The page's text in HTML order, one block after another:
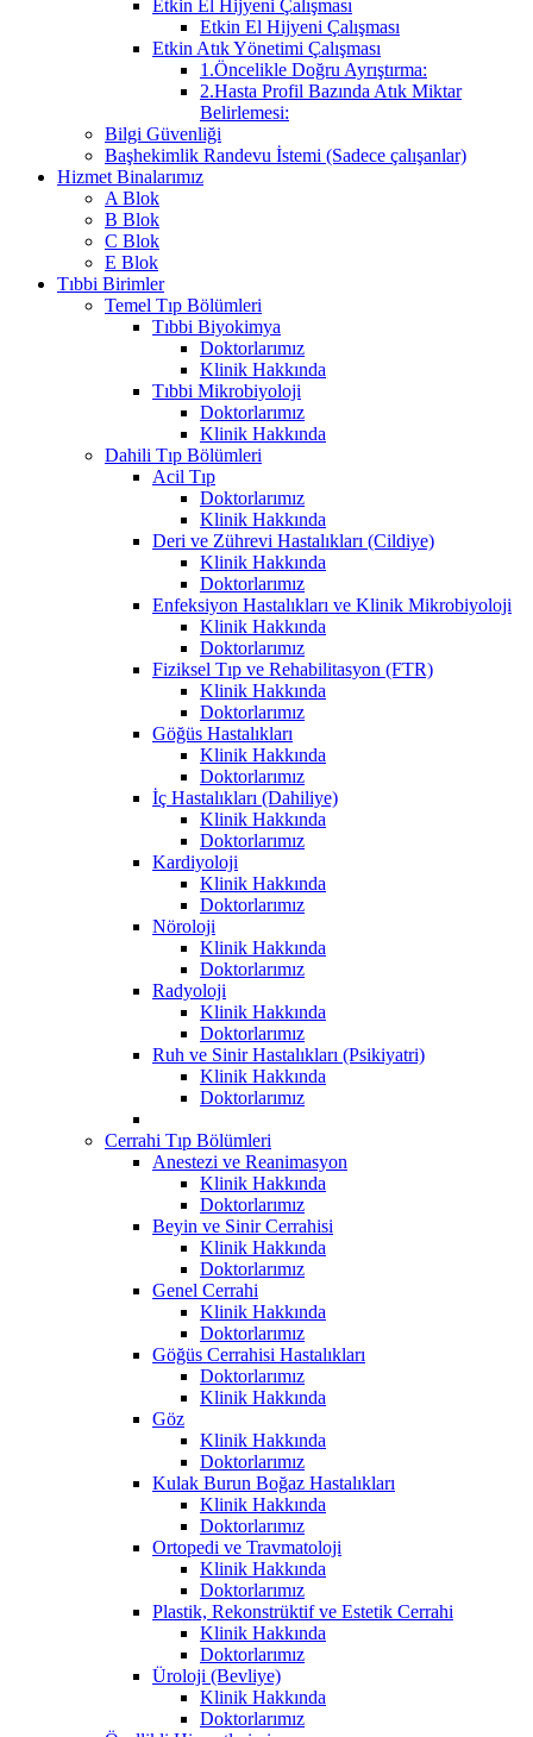
Etkin El Hijyeni Çalışması
Etkin El Hijyeni Çalışması
Etkin Atık Yönetimi Çalışması
1.Öncelikle Doğru Ayrıştırma:
2.Hasta Profil Bazında Atık Miktar
Belirlemesi:
Bilgi Güvenliği
Başhekimlik Randevu İstemi (Sadece çalışanlar)
Hizmet Binalarımız
A Blok
B Blok
C Blok
E Blok
Tıbbi Birimler
Temel Tıp Bölümleri
Tıbbi Biyokimya
Doktorlarımız
Klinik Hakkında
Tıbbi Mikrobiyoloji
Doktorlarımız
Klinik Hakkında
Dahili Tıp Bölümleri
Acil Tıp
Doktorlarımız
Klinik Hakkında
Deri ve Zührevi Hastalıkları (Cildiye)
Klinik Hakkında
Doktorlarımız
Enfeksiyon Hastalıkları ve Klinik Mikrobiyoloji
Klinik Hakkında
Doktorlarımız
Fiziksel Tıp ve Rehabilitasyon (FTR)
Klinik Hakkında
Doktorlarımız
Göğüs Hastalıkları
Klinik Hakkında
Doktorlarımız
İç Hastalıkları (Dahiliye)
Klinik Hakkında
Doktorlarımız
Kardiyoloji
Klinik Hakkında
Doktorlarımız
Nöroloji
Klinik Hakkında
Doktorlarımız
Radyoloji
Klinik Hakkında
Doktorlarımız
Ruh ve Sinir Hastalıkları (Psikiyatri)
Klinik Hakkında
Doktorlarımız
Cerrahi Tıp Bölümleri
Anestezi ve Reanimasyon
Klinik Hakkında
Doktorlarımız
Beyin ve Sinir Cerrahisi
Klinik Hakkında
Doktorlarımız
Genel Cerrahi
Klinik Hakkında
Doktorlarımız
Göğüs Cerrahisi Hastalıkları
Doktorlarımız
Klinik Hakkında
Göz
Klinik Hakkında
Doktorlarımız
Kulak Burun Boğaz Hastalıkları
Klinik Hakkında
Doktorlarımız
Ortopedi ve Travmatoloji
Klinik Hakkında
Doktorlarımız
Plastik, Rekonstrüktif ve Estetik Cerrahi
Klinik Hakkında
Doktorlarımız
Üroloji (Bevliye)
Klinik Hakkında
Doktorlarımız